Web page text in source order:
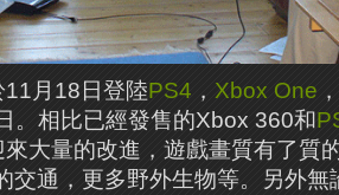
11月18日登陸PS4 ， Xbox One
。相比已經發售的Xbox 360和
來大量的改進，遊戲畫質有了質
交通，更多野外生物等。另外無